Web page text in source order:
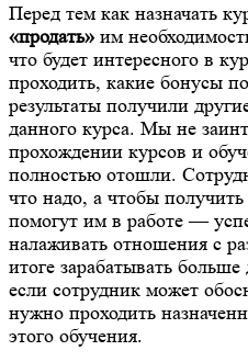
Перед тем как назначать
«продать» им
что будет интересного в
проходить, какие бонусы
результаты получили
данного курса. Мы не
прохождении курсов и
полностью отошли.
что надо, а чтобы
помогут им в работе —
налаживать отношения с
итоге зарабатывать
если сотрудник может
нужно проходить
этого обучения.